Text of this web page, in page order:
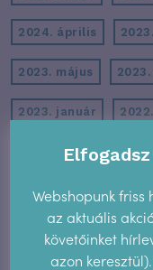
2024. április
2023. május
2023. január
2022. október
2022. június
2022. február
Webshopunk
az aktuális
követőinket
azon